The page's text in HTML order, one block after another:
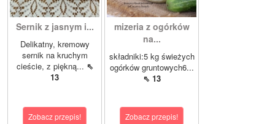
Sernik z jasnym i...
Delikatny, kremowy
sernik na kruchym
cieście, z piękną... ⇖
13
Zobacz przepis!
mizeria z ogórków
na...
składniki:5 kg świeżych
ogórków gruntowych6...
⇖ 13
Zobacz przepis!